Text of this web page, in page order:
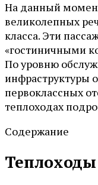
На данный
великолепных
класса. Эти
«гостиничными
По уровню
инфраструктуры
первоклассных
теплоходах
Содержание